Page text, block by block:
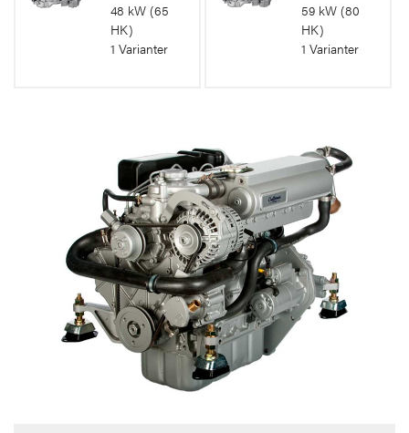
48 kW (65
HK)
1 Varianter
59 kW (80
HK)
1 Varianter